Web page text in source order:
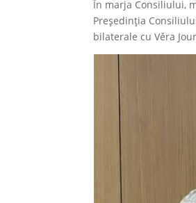
În marja Consiliului,
Președinția
bilaterale cu Věra